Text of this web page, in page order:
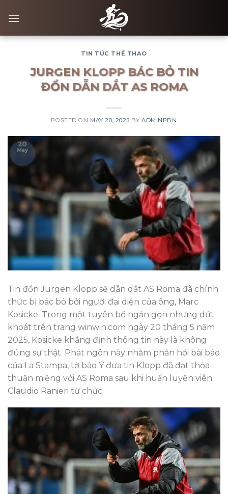
TIN TỨC THỂ THAO
JURGEN KLOPP BÁC BỎ TIN
ĐỒN DẪN DẮT AS ROMA
POSTED ON MAY 20, 2025 BYADMINPBN
20
May
Tin đồn Jurgen Klopp sẽ dẫn dắt AS Roma đã chính
thức bị bác bỏ bởi người đại diện của ông, Marc
Kosicke. Trong một tuyên bố ngắn gọn nhưng dứt
khoát trên trang winwin.com ngày 20 tháng 5 năm
2025, Kosicke khẳng định thông tin này là không
đúng sự thật. Phát ngôn này nhằm phản hồi bài báo
của La Stampa, tờ báo Ý đưa tin Klopp đã đạt thỏa
thuận miệng với AS Roma sau khi huấn luyện viên
Claudio Ranieri từ chức.